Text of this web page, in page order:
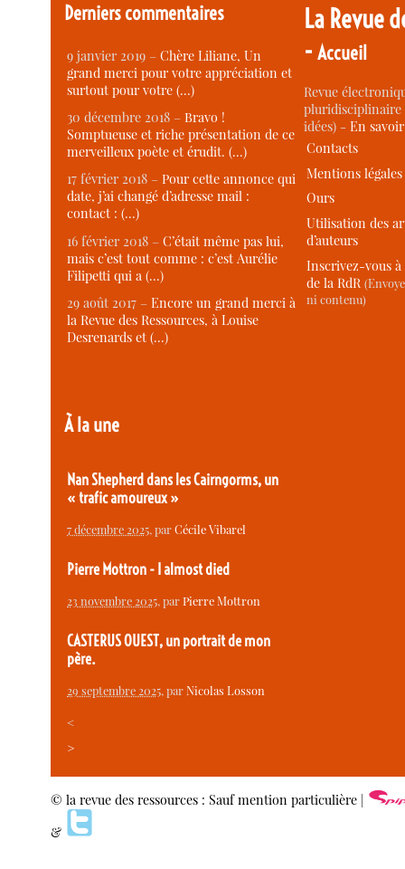
Derniers commentaires
9 janvier 2019 –Chère Liliane, Un
grand merci pour votre appréciation et
surtout pour votre (…)
30 décembre 2018 –Bravo !
Somptueuse et riche présentation de ce
merveilleux poète et érudit. (…)
17 février 2018 –Pour cette annonce qui
date, j’ai changé d’adresse mail :
contact : (…)
16 février 2018 –C’était même pas lui,
mais c’est tout comme : c’est Aurélie
Filipetti qui a (…)
29 août 2017 –Encore un grand merci à
la Revue des Ressources, à Louise
Desrenards et (…)
À la une
Nan Shepherd dans les Cairngorms, un
« trafic amoureux »
7 décembre 2025, parCécile Vibarel
Pierre Mottron - I almost died
23 novembre 2025, parPierre Mottron
CASTERUS OUEST, un portrait de mon
père.
29 septembre 2025, parNicolas Losson
<
>
La Revue
-Accueil
Revue
idées) -En
Contacts
Mentions légales
Ours
Utilisation des
d’auteurs
Inscrivez-vous
de la RdR
ni contenu)
© la revue des ressources : Sauf mention particulière |
&